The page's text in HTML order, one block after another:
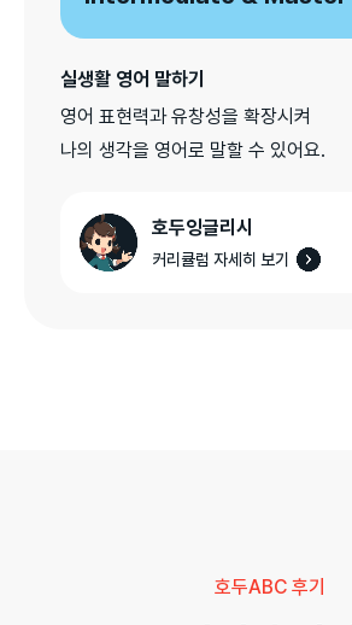
실생활 영어 말하기
영어 표현력과 유창성을 확장시켜
나의 생각을 영어로 말할 수 있어요.
호두잉글리시
커리큘럼 자세히 보기
호두ABC 후기